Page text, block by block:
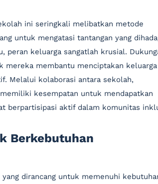
ini seringkali melibatkan metode
untuk mengatasi tantangan yang
peran keluarga sangatlah krusial.
mereka membantu menciptakan keluarga
Melalui kolaborasi antara sekolah,
kesempatan untuk mendapatkan
berpartisipasi aktif dalam komunitas
Berkebutuhan
dirancang untuk memenuhi